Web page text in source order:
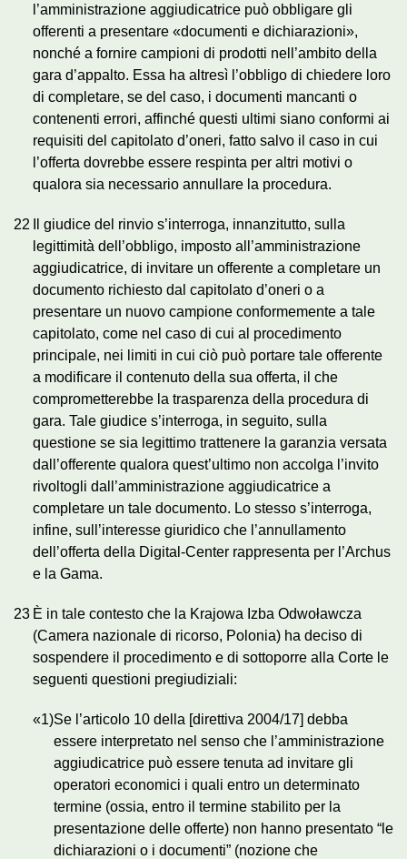
l’amministrazione aggiudicatrice può obbligare gli
offerenti a presentare «documenti e dichiarazioni»,
nonché a fornire campioni di prodotti nell’ambito della
gara d’appalto. Essa ha altresì l’obbligo di chiedere loro
di completare, se del caso, i documenti mancanti o
contenenti errori, affinché questi ultimi siano conformi ai
requisiti del capitolato d’oneri, fatto salvo il caso in cui
l’offerta dovrebbe essere respinta per altri motivi o
qualora sia necessario annullare la procedura.
22
Il giudice del rinvio s’interroga, innanzitutto, sulla
legittimità dell’obbligo, imposto all’amministrazione
aggiudicatrice, di invitare un offerente a completare un
documento richiesto dal capitolato d’oneri o a
presentare un nuovo campione conformemente a tale
capitolato, come nel caso di cui al procedimento
principale, nei limiti in cui ciò può portare tale offerente
a modificare il contenuto della sua offerta, il che
comprometterebbe la trasparenza della procedura di
gara. Tale giudice s’interroga, in seguito, sulla
questione se sia legittimo trattenere la garanzia versata
dall’offerente qualora quest’ultimo non accolga l’invito
rivoltogli dall’amministrazione aggiudicatrice a
completare un tale documento. Lo stesso s’interroga,
infine, sull’interesse giuridico che l’annullamento
dell’offerta della Digital-Center rappresenta per l’Archus
e la Gama.
23 È in tale contesto che la Krajowa Izba Odwoławcza
(Camera nazionale di ricorso, Polonia) ha deciso di
sospendere il procedimento e di sottoporre alla Corte le
seguenti questioni pregiudiziali:
«1)Se l’articolo 10 della [direttiva 2004/17] debba
essere interpretato nel senso che l’amministrazione
aggiudicatrice può essere tenuta ad invitare gli
operatori economici i quali entro un determinato
termine (ossia, entro il termine stabilito per la
presentazione delle offerte) non hanno presentato “le
dichiarazioni o i documenti” (nozione che